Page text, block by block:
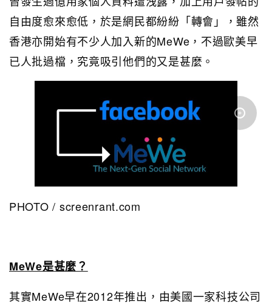
自由度愈來愈低，於是網民都紛紛「轉會」，雖然
香港亦開始有不少人加入新的MeWe，不過歐美早
已人批過檔，究竟吸引他們的又是甚麼。
PHOTO / screenrant.com
MeWe是甚麼？
其實MeWe早在2012年推出，由美國一家科技公司